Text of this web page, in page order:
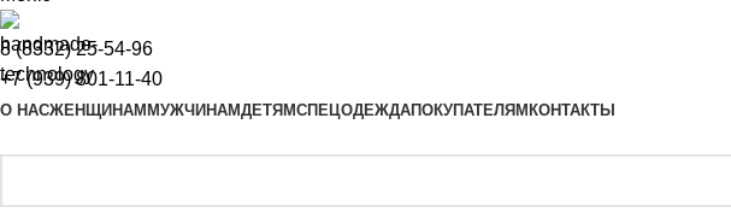
8 (8332) 25-54-96
+7 (939) 801-11-40
О НАСЖЕНЩИНАМ МУЖЧИНАМДЕТЯМСПЕЦОДЕЖДАПОКУПАТЕЛЯМ КОНТАКТЫ